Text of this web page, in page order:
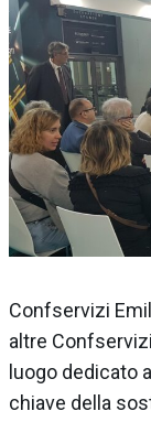
Confservizi
altre
luogo dedicato
chiave della